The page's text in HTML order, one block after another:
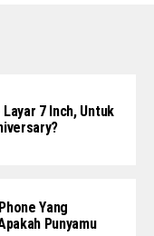
7 Inch, Untuk
Yang
Punyamu